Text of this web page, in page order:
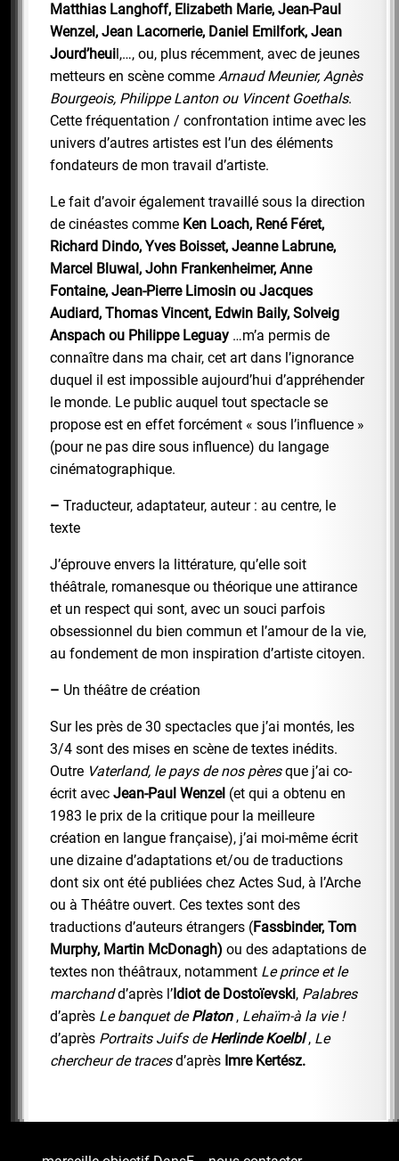
Matthias Langhoff, Elizabeth Marie, Jean-Paul
Wenzel, Jean Lacornerie, Daniel Emilfork, Jean
Jourd’heui l,…, ou, plus récemment, avec de jeunes
metteurs en scène comme Arnaud Meunier, Agnès
Bourgeois, Philippe Lanton ou Vincent Goethals.
Cette fréquentation / confrontation intime avec les
univers d’autres artistes est l’un des éléments
fondateurs de mon travail d’artiste.
Le fait d’avoir également travaillé sous la direction
de cinéastes comme Ken Loach, René Féret,
Richard Dindo, Yves Boisset, Jeanne Labrune,
Marcel Bluwal, John Frankenheimer, Anne
Fontaine, Jean-Pierre Limosin ou Jacques
Audiard, Thomas Vincent, Edwin Baily, Solveig
Anspach ou Philippe Leguay …m’a permis de
connaître dans ma chair, cet art dans l’ignorance
duquel il est impossible aujourd’hui d’appréhender
le monde. Le public auquel tout spectacle se
propose est en effet forcément « sous l’influence »
(pour ne pas dire sous influence) du langage
cinématographique.
– Traducteur, adaptateur, auteur : au centre, le
texte
J’éprouve envers la littérature, qu’elle soit
théâtrale, romanesque ou théorique une attirance
et un respect qui sont, avec un souci parfois
obsessionnel du bien commun et l’amour de la vie,
au fondement de mon inspiration d’artiste citoyen.
– Un théâtre de création
Sur les près de 30 spectacles que j’ai montés, les
3/4 sont des mises en scène de textes inédits.
Outre Vaterland, le pays de nos pèresque j’ai co-
écrit avec Jean-Paul Wenzel (et qui a obtenu en
1983 le prix de la critique pour la meilleure
création en langue française), j’ai moi-même écrit
une dizaine d’adaptations et/ou de traductions
dont six ont été publiées chez Actes Sud, à l’Arche
ou à Théâtre ouvert. Ces textes sont des
traductions d’auteurs étrangers (Fassbinder, Tom
Murphy, Martin McDonagh) ou des adaptations de
textes non théâtraux, notamment Le prince et le
marchandd’après l’ Idiot de Dostoïevski, Palabres
d’après Le banquet dePlaton , Lehaïm-à la vie !
d’après Portraits Juifs deHerlinde Koelbl , Le
chercheur de tracesd’après Imre Kertész.